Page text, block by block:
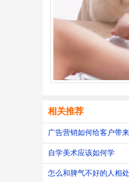
相关推荐
广告营销如何给客户带
自学美术应该如何学
怎么和脾气不好的人相处